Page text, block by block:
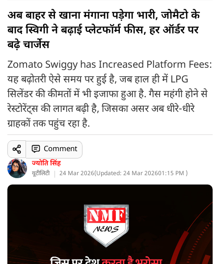
अब बाहर से खाना मंगाना पड़ेगा भारी, जोमैटो के
बाद स्विगी ने बढ़ाई प्लेटफॉर्म फीस, हर ऑर्डर पर
बढ़े चार्जेस
Zomato Swiggy has Increased Platform Fees:
यह बढ़ोतरी ऐसे समय पर हुई है, जब हाल ही में LPG
सिलेंडर की कीमतों में भी इजाफा हुआ है. गैस महंगी होने से
रेस्टोरेंट्स की लागत बढ़ी है, जिसका असर अब धीरे-धीरे
ग्राहकों तक पहुंच रहा है.
ज्योति सिंह
यूटीलिटी 24 Mar 2026(Updated: 24 Mar 202601:15 PM )
Comment